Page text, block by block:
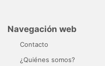
Navegación web
Contacto
¿Quiénes somos?